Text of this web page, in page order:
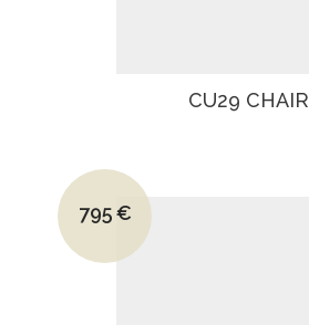
CU29 CHAIR
Le prix initial était : 1220€.
795€
Le prix actuel est : 795€.